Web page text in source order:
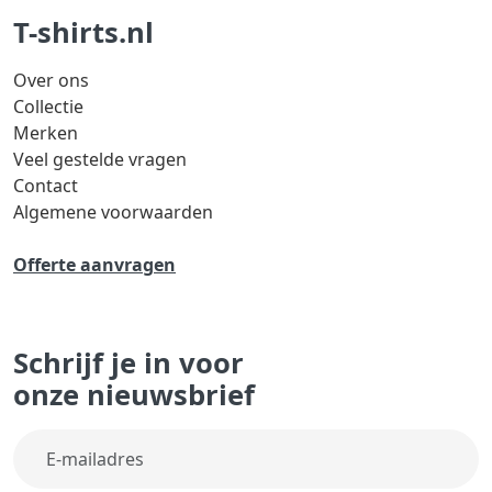
T-shirts.nl
Over ons
Collectie
Merken
Veel gestelde vragen
Contact
Algemene voorwaarden
Offerte aanvragen
Schrijf je in voor
onze nieuwsbrief